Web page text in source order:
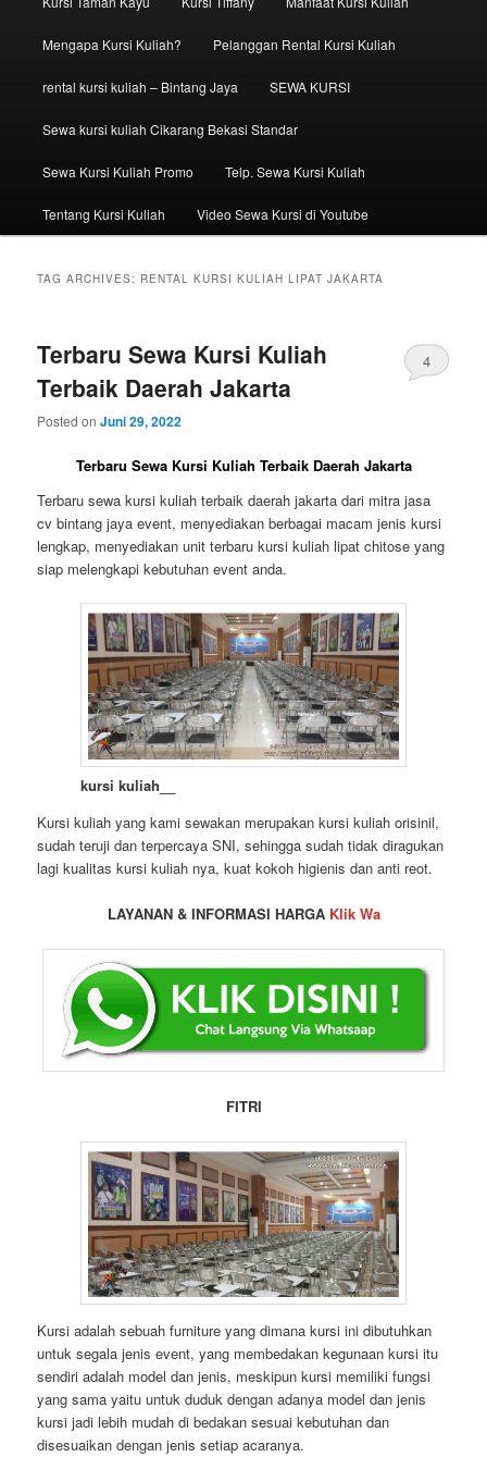
Mengapa Kursi Kuliah? Pelanggan Rental Kursi Kuliah
rental kursi kuliah – Bintang Jaya SEWA KURSI
Sewa kursi kuliah Cikarang Bekasi Standar
Sewa Kursi Kuliah Promo Telp. Sewa Kursi Kuliah
Tentang Kursi Kuliah Video Sewa Kursi di Youtube
TAG ARCHIVES: RENTAL KURSI KULIAH LIPAT JAKARTA
Terbaru Sewa Kursi Kuliah
Terbaik Daerah Jakarta
Posted onJuni 29, 2022
4
Terbaru Sewa Kursi Kuliah Terbaik Daerah Jakarta
Terbaru sewa kursi kuliah terbaik daerah jakarta dari mitra jasa
cv bintang jaya event, menyediakan berbagai macam jenis kursi
lengkap, menyediakan unit terbaru kursi kuliah lipat chitose yang
siap melengkapi kebutuhan event anda.
kursi kuliah__
Kursi kuliah yang kami sewakan merupakan kursi kuliah orisinil,
sudah teruji dan terpercaya SNI, sehingga sudah tidak diragukan
lagi kualitas kursi kuliah nya, kuat kokoh higienis dan anti reot.
LAYANAN & INFORMASI HARGA Klik Wa
FITRI
Kursi adalah sebuah furniture yang dimana kursi ini dibutuhkan
untuk segala jenis event, yang membedakan kegunaan kursi itu
sendiri adalah model dan jenis, meskipun kursi memiliki fungsi
yang sama yaitu untuk duduk dengan adanya model dan jenis
kursi jadi lebih mudah di bedakan sesuai kebutuhan dan
disesuaikan dengan jenis setiap acaranya.